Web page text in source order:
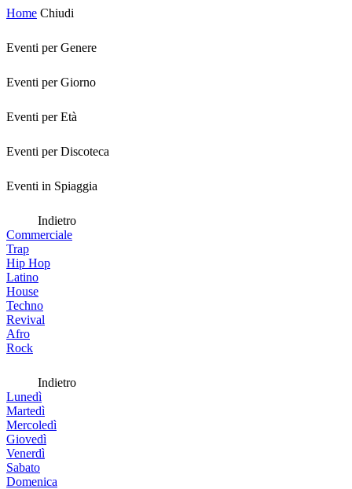
Home Chiudi
Eventi per Genere
Eventi per Giorno
Eventi per Età
Eventi per Discoteca
Eventi in Spiaggia
Indietro
Commerciale
Trap
Hip Hop
Latino
House
Techno
Revival
Afro
Rock
Indietro
Lunedì
Martedì
Mercoledì
Giovedì
Venerdì
Sabato
Domenica